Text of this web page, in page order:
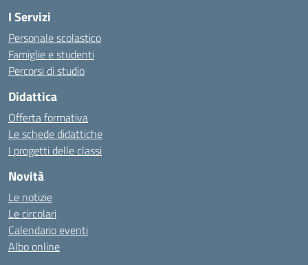
I Servizi
Personale scolastico
Famiglie e studenti
Percorsi di studio
Didattica
Offerta formativa
Le schede didattiche
I progetti delle classi
Novità
Le notizie
Le circolari
Calendario eventi
Albo online